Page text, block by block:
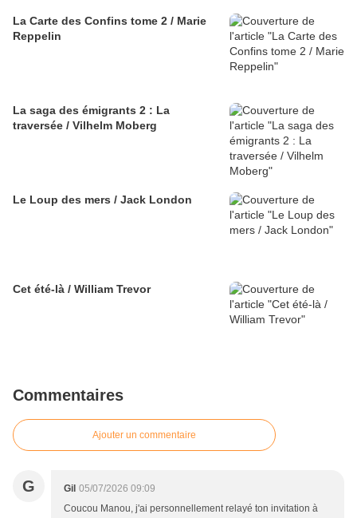
La Carte des Confins tome 2 / Marie
Reppelin
La saga des émigrants 2 : La
traversée / Vilhelm Moberg
Le Loup des mers / Jack London
Cet été-là / William Trevor
Commentaires
Ajouter un commentaire
G Gil 05/07/2026 09:09
Coucou Manou, j'ai personnellement relayé ton invitation à